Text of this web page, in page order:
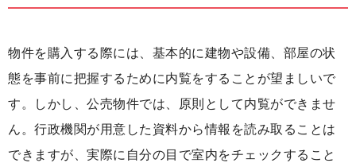
物件を購入する際には、基本的に建物や設備、部屋の状
態を事前に把握するために内覧をすることが望ましいで
す。しかし、公売物件では、原則として内覧ができませ
ん。行政機関が用意した資料から情報を読み取ることは
できますが、実際に自分の目で室内をチェックすること